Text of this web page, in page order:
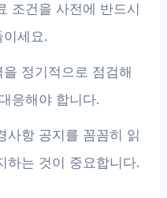
조건을 사전에 반드시
세요.
정기적으로 점검해
응해야 합니다.
사항 공지를 꼼꼼히 읽
하는 것이 중요합니다.